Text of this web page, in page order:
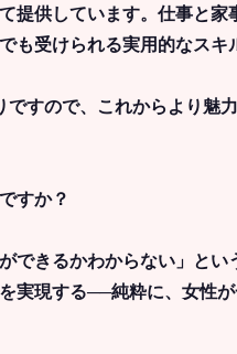
提供しています。仕事と
も受けられる実用的なスキ
ですので、これからより魅
すか？
できるかわからない」と
実現する──純粋に、女性